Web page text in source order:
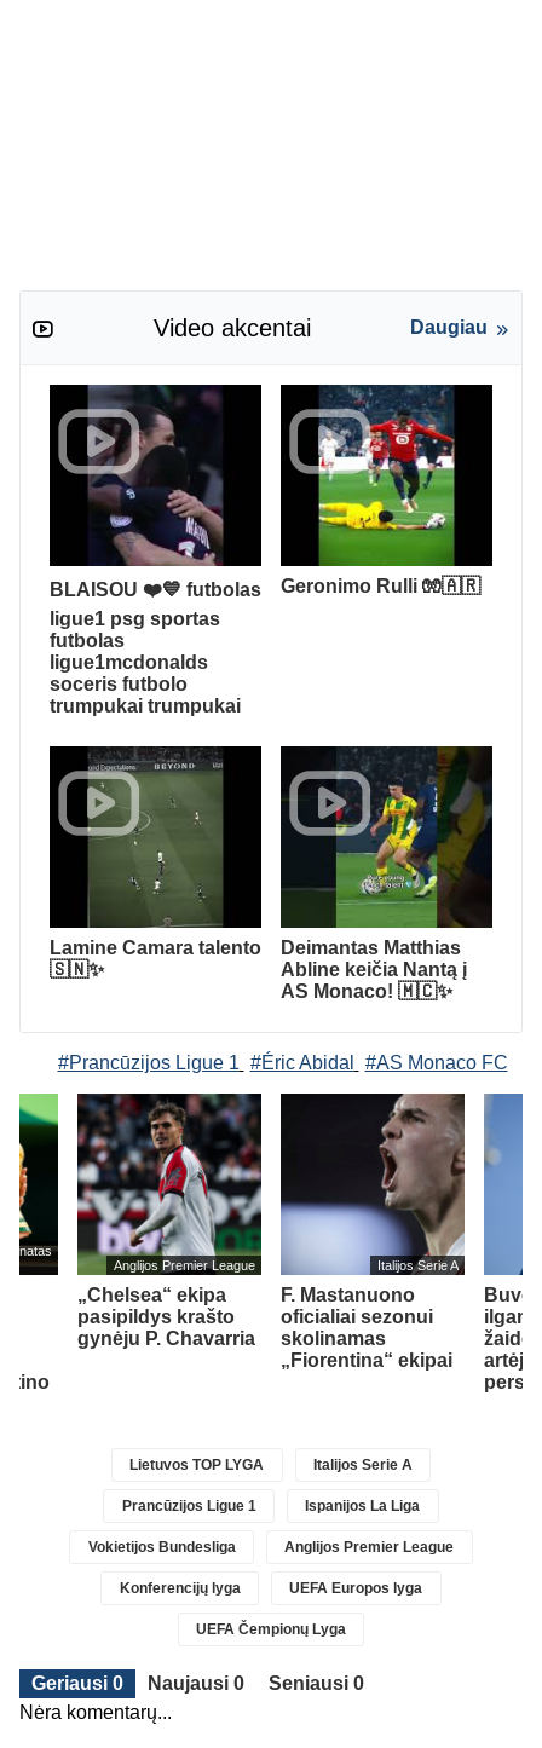
Video akcentai Daugiau
BLAISOU ❤️💙 futbolas
ligue1 psg sportas
futbolas
ligue1mcdonalds
soceris futbolo
trumpukai trumpukai
Geronimo Rulli 🧤🇦🇷
Lamine Camara talento
🇸🇳✨
Deimantas Matthias
Abline keičia Nantą į
AS Monaco! 🇲🇨✨
#Prancūzijos Ligue 1 #Éric Abidal #AS Monaco FC
Anglijos Premier League
„Chelsea“ ekipa
pasipildys krašto
gynėju P. Chavarria
Italijos Serie A
F. Mastanuono
oficialiai sezonui
skolinamas
„Fiorentina“ ekipai
Buvęs
artėja
Lietuvos TOP LYGA Italijos Serie A
Prancūzijos Ligue 1 Ispanijos La Liga
Vokietijos Bundesliga Anglijos Premier League
Konferencijų lyga UEFA Europos lyga
UEFA Čempionų Lyga
Geriausi 0 Naujausi 0
Seniausi 0
Nėra komentarų...